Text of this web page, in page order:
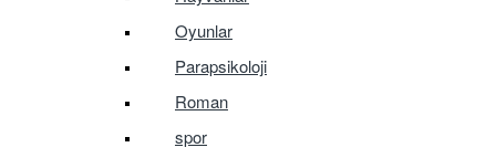
Oyunlar
Parapsikoloji
Roman
spor